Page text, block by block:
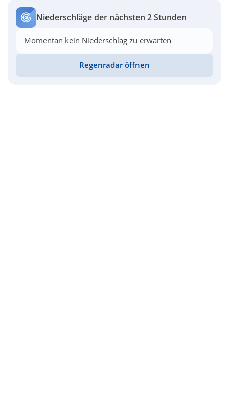
Niederschläge der nächsten 2 Stunden
Momentan kein Niederschlag zu erwarten
Regenradar öffnen